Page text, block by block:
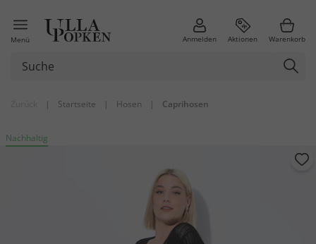
Menü Anmelden Aktionen Warenkorb
| Startseite | Hosen | Caprihosen
Nachhaltig